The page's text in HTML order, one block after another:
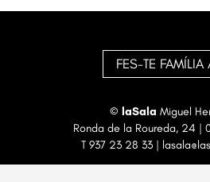
FES-TE FAMÍLIA
© laSala Miguel
Ronda de la Roureda, 24 |
T 937 23 28 33|